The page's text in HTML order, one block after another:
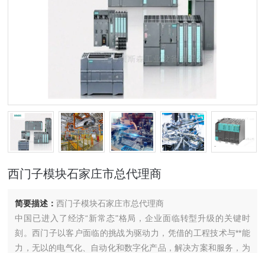
西门子模块石家庄市总代理商
简要描述：西门子模块石家庄市总代理商
中国已进入了经济“新常态"格局，企业面临转型升级的关键时
刻。西门子以客户面临的挑战为驱动力，凭借的工程技术与**能
力，无以的电气化、自动化和数字化产品，解决方案和服务，为